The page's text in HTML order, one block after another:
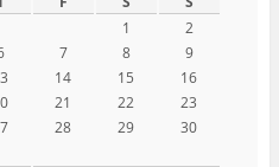
1
2
7 8
9
14 15
16
21 22
23
28 29
30